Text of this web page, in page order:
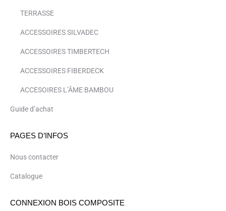
TERRASSE
ACCESSOIRES SILVADEC
ACCESSOIRES TIMBERTECH
ACCESSOIRES FIBERDECK
ACCESOIRES L’ÂME BAMBOU
Guide d’achat
PAGES D’INFOS
Nous contacter
Catalogue
CONNEXION BOIS COMPOSITE